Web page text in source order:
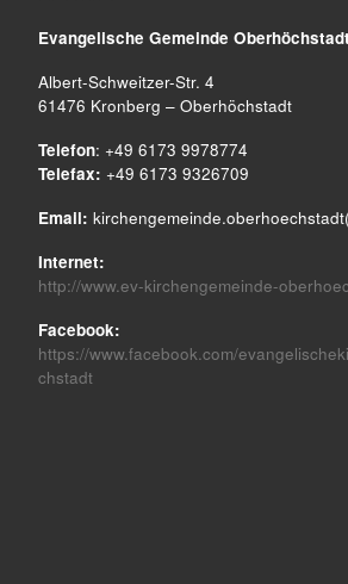
Evangelische Gemeinde Oberhöchstadt
Albert-Schweitzer-Str. 4
61476 Kronberg – Oberhöchstadt
Telefon: +49 6173 9978774
Telefax: +49 6173 9326709
Email:
Internet:
http://www.ev-kirchengemeinde-
Facebook:
https://www.facebook.com/
chstadt